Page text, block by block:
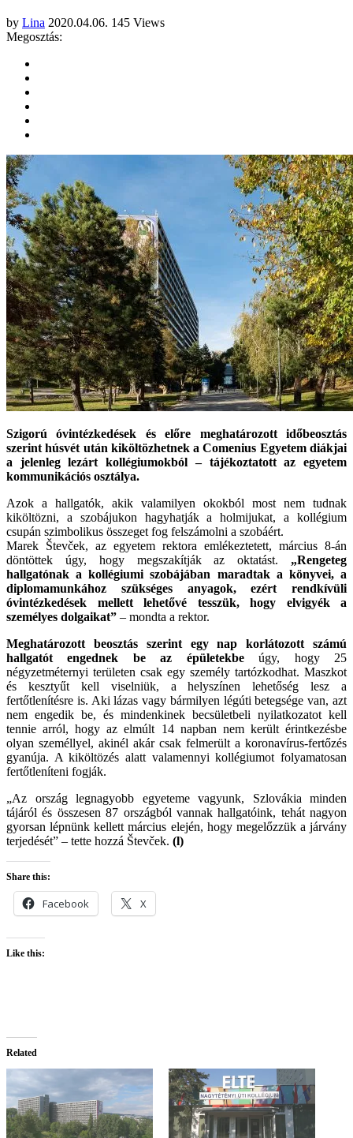
by Lina 2020.04.06. 145 Views
Megosztás:
Szigorú óvintézkedések és előre meghatározott időbeosztás
szerint húsvét után kiköltözhetnek a Comenius Egyetem diákjai
a jelenleg lezárt kollégiumokból – tájékoztatott az egyetem
kommunikációs osztálya.
Azok a hallgatók, akik valamilyen okokból most nem tudnak
kiköltözni, a szobájukon hagyhatják a holmijukat, a kollégium
csupán szimbolikus összeget fog felszámolni a szobáért.
Marek Števček, az egyetem rektora emlékeztetett, március 8-án
döntöttek úgy, hogy megszakítják az oktatást. „Rengeteg
hallgatónak a kollégiumi szobájában maradtak a könyvei, a
diplomamunkához szükséges anyagok, ezért rendkívüli
óvintézkedések mellett lehetővé tesszük, hogy elvigyék a
személyes dolgaikat” – mondta a rektor.
Meghatározott beosztás szerint egy nap korlátozott számú
hallgatót engednek be az épületekbeúgy, hogy 25
négyzetméternyi területen csak egy személy tartózkodhat. Maszkot
és kesztyűt kell viselniük, a helyszínen lehetőség lesz a
fertőtlenítésre is. Aki lázas vagy bármilyen légúti betegsége van, azt
nem engedik be, és mindenkinek becsületbeli nyilatkozatot kell
tennie arról, hogy az elmúlt 14 napban nem került érintkezésbe
olyan személlyel, akinél akár csak felmerült a koronavírus-fertőzés
gyanúja. A kiköltözés alatt valamennyi kollégiumot folyamatosan
fertőtleníteni fogják.
„Az ország legnagyobb egyeteme vagyunk, Szlovákia minden
tájáról és összesen 87 országból vannak hallgatóink, tehát nagyon
gyorsan lépnünk kellett március elején, hogy megelőzzük a járvány
terjedését” – tette hozzá Števček. (l)
Share this:
Facebook X
Like this:
Related